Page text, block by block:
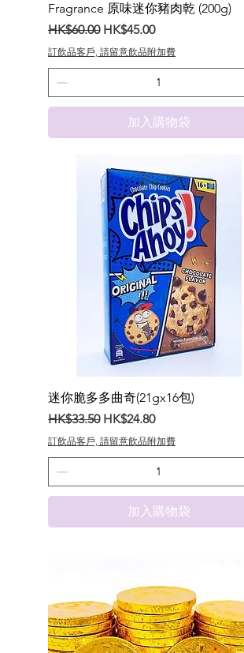
Fragrance 原味迷你豬肉乾 (200g)
一般價格
HK$60.00 促銷價格
HK$45.00
訂飲品客戶, 請留意飲品附加費
加入購物袋
迷你脆多多曲奇(21gx16包)
一般價格
HK$33.50 促銷價格
HK$24.80
訂飲品客戶, 請留意飲品附加費
加入購物袋